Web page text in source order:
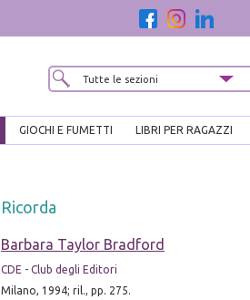
GIOCHI E FUMETTI LIBRI PER RAGAZZI
Ricorda
Barbara Taylor Bradford
CDE - Club degli Editori
Milano, 1994; ril., pp. 275.